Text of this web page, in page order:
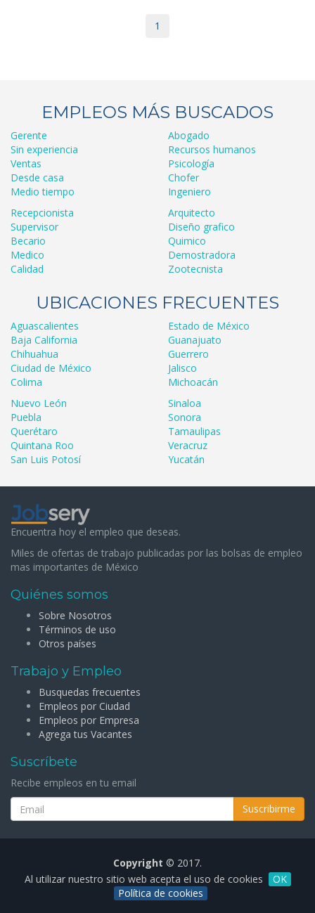
1
EMPLEOS MÁS BUSCADOS
Gerente
Sin experiencia
Ventas
Desde casa
Medio tiempo
Abogado
Recursos humanos
Psicología
Chofer
Ingeniero
Recepcionista
Supervisor
Becario
Medico
Calidad
Arquitecto
Diseño grafico
Quimico
Demostradora
Zootecnista
UBICACIONES FRECUENTES
Aguascalientes
Baja California
Chihuahua
Ciudad de México
Colima
Estado de México
Guanajuato
Guerrero
Jalisco
Michoacán
Nuevo León
Puebla
Querétaro
Quintana Roo
San Luis Potosí
Sinaloa
Sonora
Tamaulipas
Veracruz
Yucatán
Encuentra hoy el empleo que deseas.
Miles de ofertas de trabajo publicadas por las bolsas de empleo
mas importantes de México
Quiénes somos
Sobre Nosotros
Términos de uso
Otros países
Trabajo y Empleo
Busquedas frecuentes
Empleos por Ciudad
Empleos por Empresa
Agrega tus Vacantes
Suscríbete
Recibe empleos en tu email
Suscribirme
Copyright © 2017.
Al utilizar nuestro sitio web acepta el uso de cookies
OK
Política de cookies